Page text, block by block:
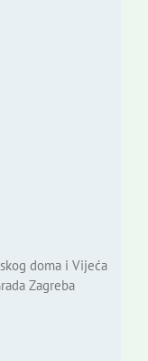
doma i Vijeća
Zagreba